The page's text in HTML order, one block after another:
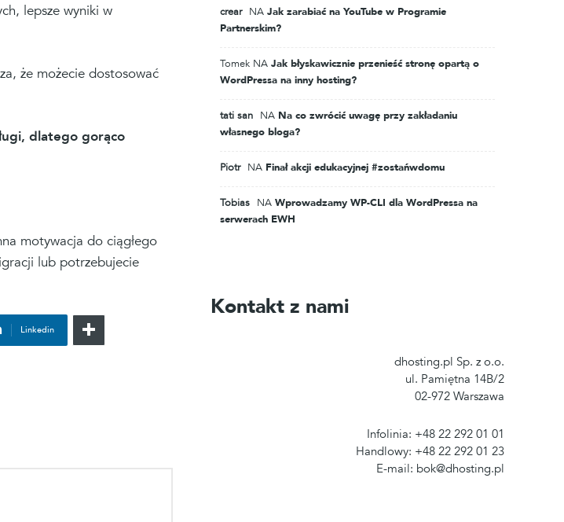
lepsze wyniki w
że możecie dostosować
dlatego gorąco
motywacja do ciągłego
lub potrzebujecie
Linkedin
crear NAJak zarabiać na YouTube w Programie
Partnerskim?
Tomek NAJak błyskawicznie przenieść stronę opartą o
WordPressa na inny hosting?
tati san NA Na co zwrócić uwagę przy zakładaniu
własnego bloga?
Piotr NA Finał akcji edukacyjnej #zostańwdomu
Tobias NAWprowadzamy WP-CLI dla WordPressa na
serwerach EWH
Kontakt z nami
dhosting.pl Sp. z o.o.
ul. Pamiętna 14B/2
02-972 Warszawa
Infolinia: +48 22 292 01 01
Handlowy: +48 22 292 01 23
E-mail: bok@dhosting.pl